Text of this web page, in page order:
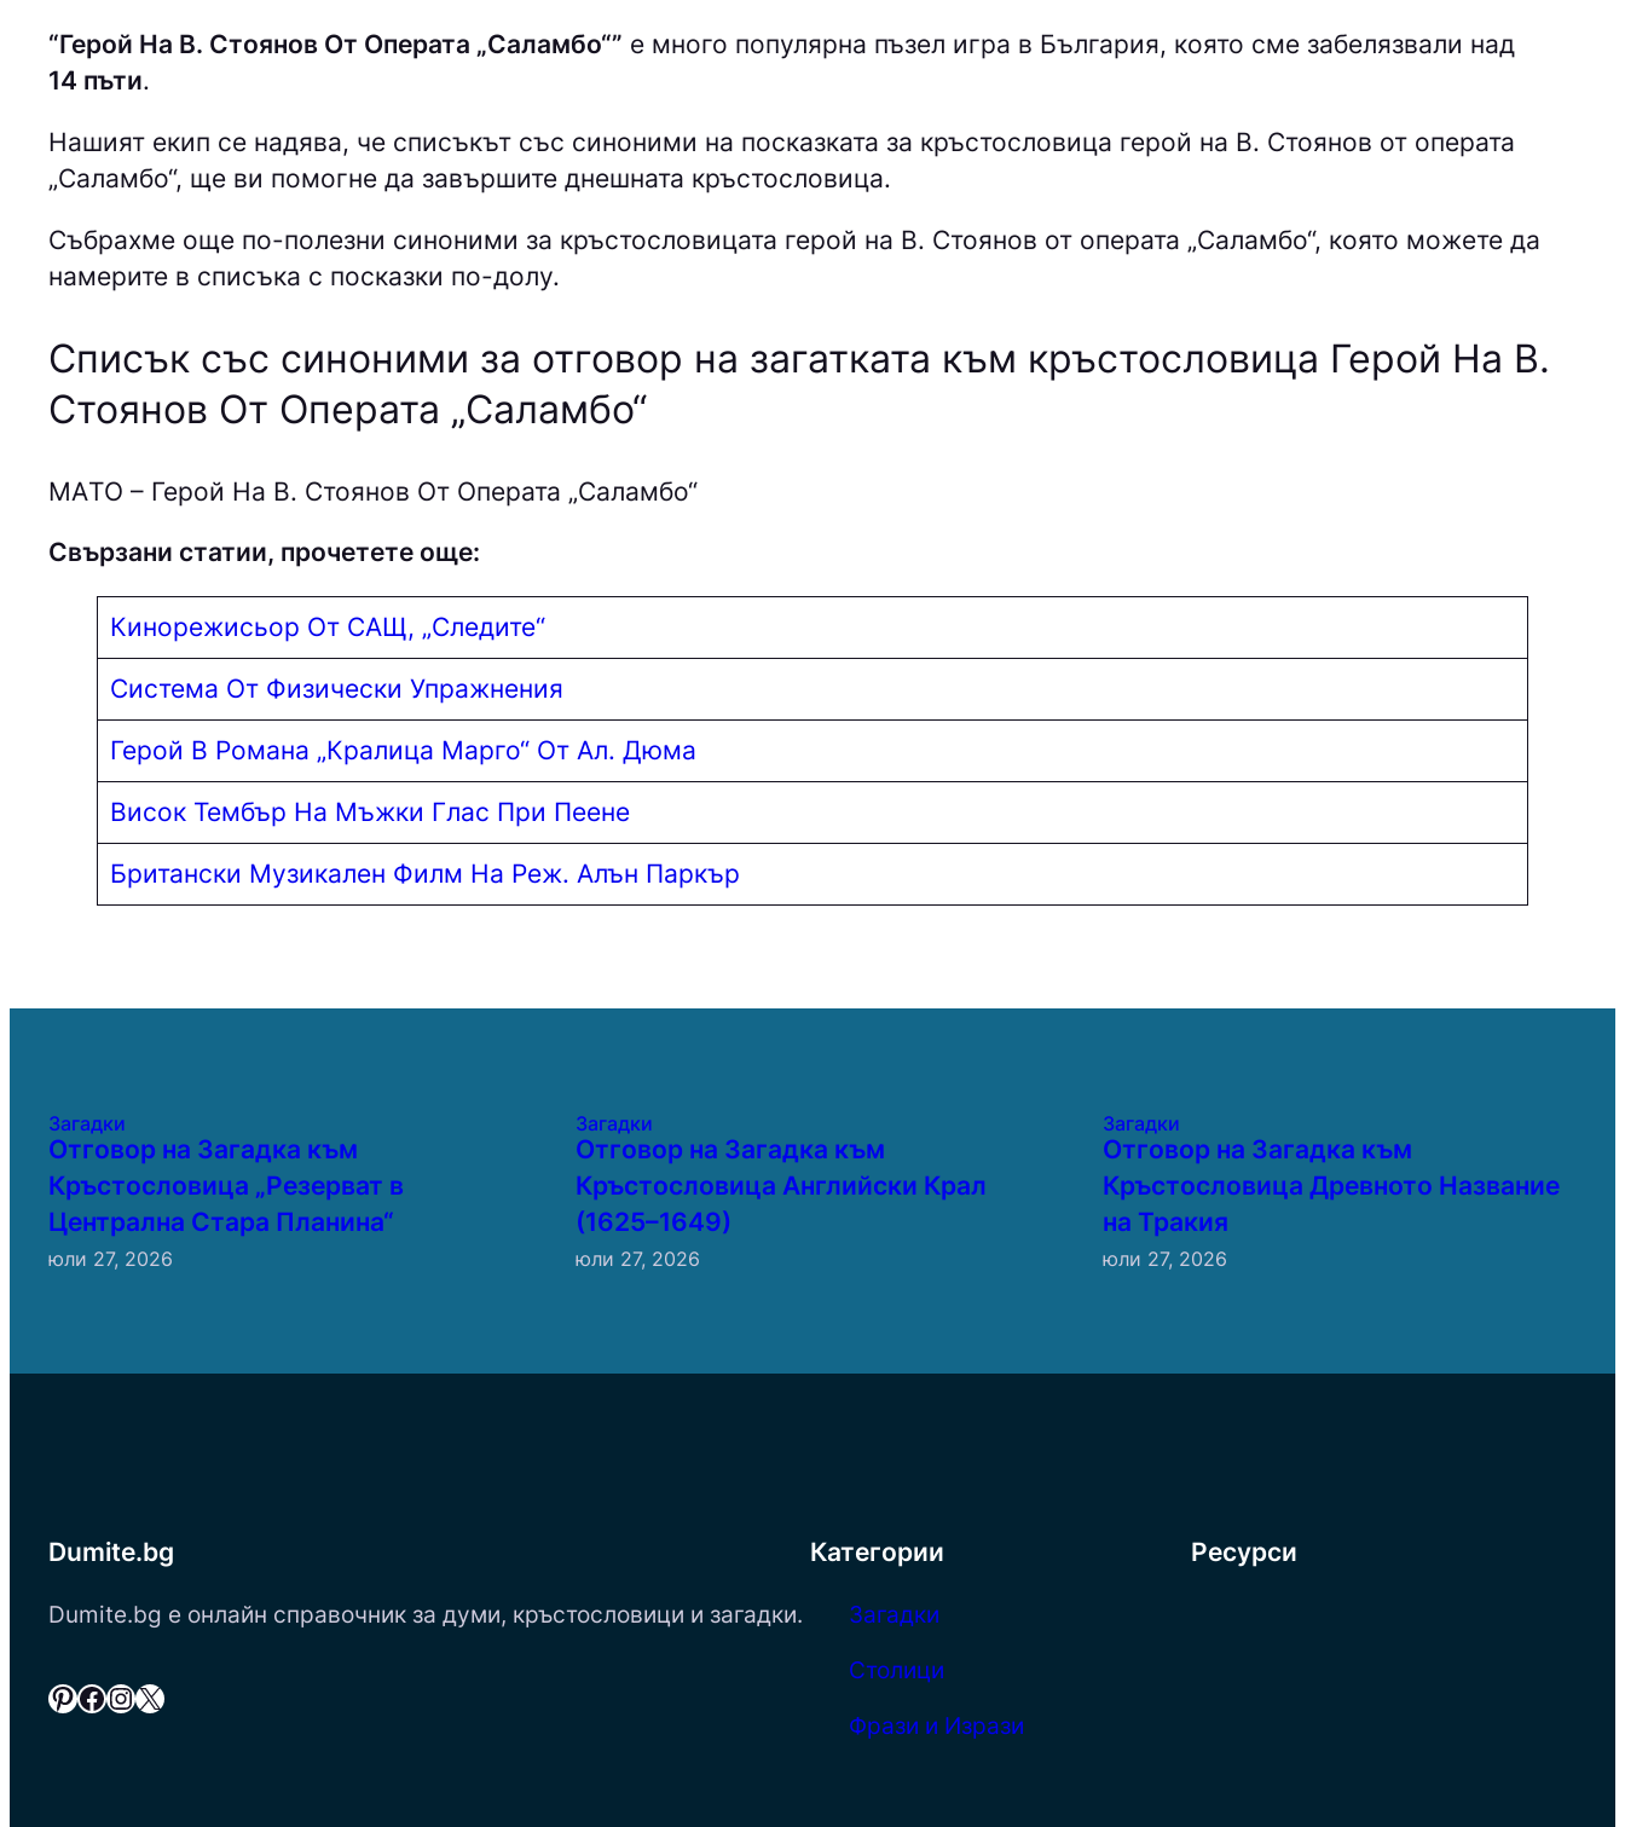
“Герой На В. Стоянов От Операта „Саламбо“” е много популярна пъзел игра в България, която сме забелязвали над
14 пъти.
Нашият екип се надява, че списъкът със синоними на посказката за кръстословица герой на В. Стоянов от операта
„Саламбо“, ще ви помогне да завършите днешната кръстословица.
Събрахме още по-полезни синоними за кръстословицата герой на В. Стоянов от операта „Саламбо“, която можете да
намерите в списъка с посказки по-долу.
Списък със синоними за отговор на загатката към кръстословица Герой На В.
Стоянов От Операта „Саламбо“
МAТO – Герой На В. Стоянов От Операта „Саламбо“
Свързани статии, прочетете още:
Кинорежисьор От САЩ, „Следите“
Система От Физически Упражнения
Герой В Романа „Кралица Марго“ От Ал. Дюма
Висок Тембър На Мъжки Глас При Пеене
Британски Музикален Филм На Реж. Алън Паркър
Загадки
Отговор на Загадка към
Кръстословица „Резерват в
Централна Стара Планина“
юли 27, 2026
Загадки
Отговор на Загадка към
Кръстословица Английски Крал
(1625–1649)
юли 27, 2026
Загадки
Отговор на Загадка към
Кръстословица Древното Название
на Тракия
юли 27, 2026
Dumite.bg
Dumite.bg е онлайн справочник за думи, кръстословици и загадки.
Pinterest Facebook InstagramX
Категории
Загадки
Столици
Фрази и Изрази
Ресурси